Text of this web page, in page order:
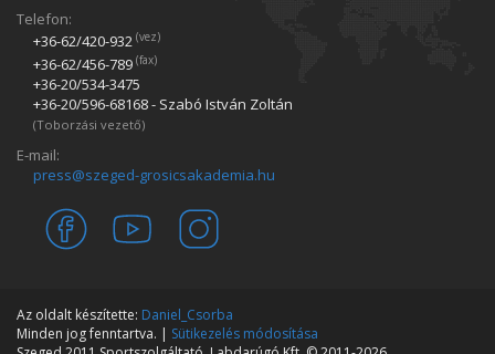
Telefon:
+36-62/420­-932 (vez)
+36-62/456­-789 (fax)
+36-20/534­-3475
+36-20/596­-68168 - Szabó István Zoltán
(Toborzási vezető)
E-mail:
press@szeged-grosicsakademia.hu
Az oldalt készítette: Daniel_Csorba
Minden jog fenntartva. | Sütikezelés módosítása